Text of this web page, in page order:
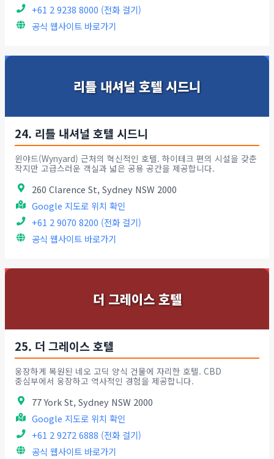
+61 2 9238 8000 (전화 걸기)
공식 웹사이트 바로가기
리틀 내셔널 호텔 시드니
24. 리틀 내셔널 호텔 시드니
윈야드(Wynyard) 근처의 혁신적인 호텔. 하이테크 편의 시설을 갖춘
작지만 고급스러운 객실과 넓은 공용 공간을 제공합니다.
260 Clarence St, Sydney NSW 2000
Google 지도로 위치 확인
+61 2 9070 8200 (전화 걸기)
공식 웹사이트 바로가기
더 그레이스 호텔
25. 더 그레이스 호텔
웅장하게 복원된 네오 고딕 양식 건물에 자리한 호텔. CBD
중심부에서 웅장하고 역사적인 경험을 제공합니다.
77 York St, Sydney NSW 2000
Google 지도로 위치 확인
+61 2 9272 6888 (전화 걸기)
공식 웹사이트 바로가기